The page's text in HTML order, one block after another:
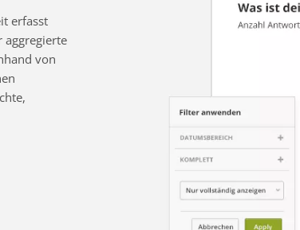
erfasst
aggregierte
von